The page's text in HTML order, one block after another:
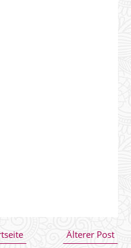
Älterer Post